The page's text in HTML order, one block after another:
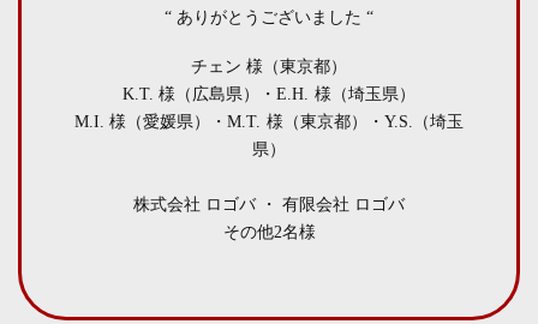
“ ありがとうございました “
チェン 様（東京都）
K.T. 様（広島県）・E.H. 様（埼玉県）
M.I. 様（愛媛県）・M.T. 様（東京都）・Y.S.（埼玉
県）
株式会社 ロゴバ ・ 有限会社 ロゴバ
その他2名様